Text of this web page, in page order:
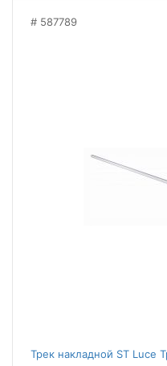
587789
Трек накладной ST Luce